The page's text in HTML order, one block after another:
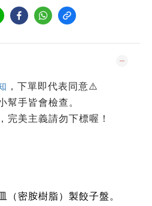
，下單即代表同意⚠️
幫手皆會檢查。
完美主義請勿下標喔！
（密胺樹脂）製餃子盤。